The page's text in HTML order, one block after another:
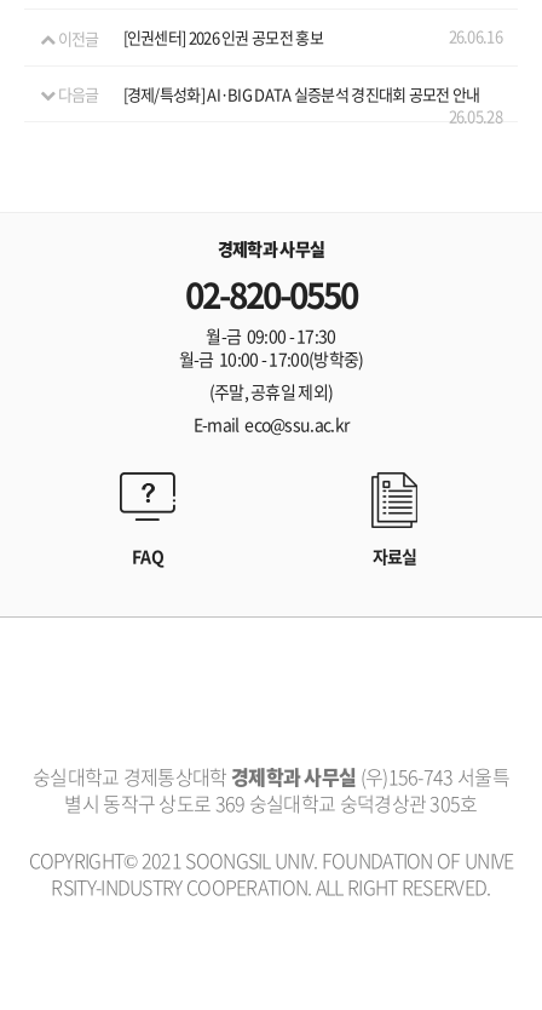
이전글 [인권센터] 2026 인권 공모전 홍보 26.06.16
다음글
[경제/특성화] AI·BIG DATA 실증분석 경진대회 공모전 안내
26.05.28
경제학과 사무실
02-820-0550
월-금 09:00 - 17:30
월-금 10:00 - 17:00(방학중)
(주말, 공휴일 제외)
E-mail eco@ssu.ac.kr
FAQ 자료실
숭실대학교 경제통상대학 경제학과 사무실 (우)156-743 서울특
별시 동작구 상도로 369 숭실대학교 숭덕경상관 305호
COPYRIGHT© 2021 SOONGSIL UNIV. FOUNDATION OF UNIVE
RSITY-INDUSTRY COOPERATION. ALL RIGHT RESERVED.